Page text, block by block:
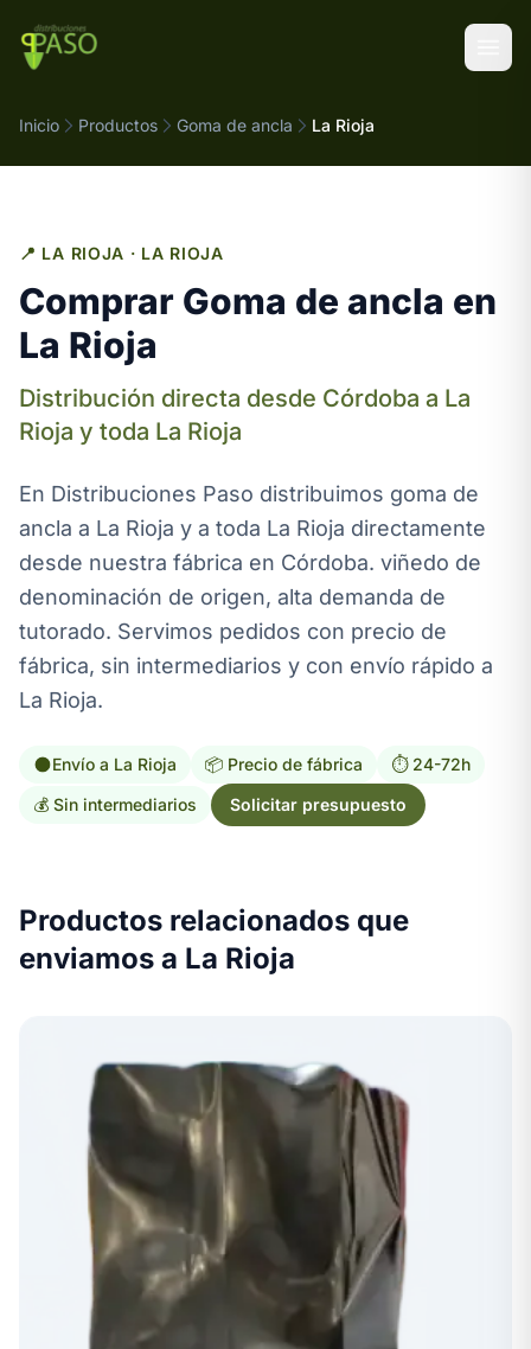
Inicio Productos Goma de ancla La Rioja
📍 LA RIOJA · LA RIOJA
Comprar Goma de ancla en
La Rioja
Distribución directa desde Córdoba a La
Rioja y toda La Rioja
En Distribuciones Paso distribuimos goma de
ancla a La Rioja y a toda La Rioja directamente
desde nuestra fábrica en Córdoba. viñedo de
denominación de origen, alta demanda de
tutorado. Servimos pedidos con precio de
fábrica, sin intermediarios y con envío rápido a
La Rioja.
Envío a La Rioja 📦 Precio de fábrica
⏱️ 24-72h
💰 Sin intermediarios
Solicitar presupuesto
Productos relacionados que
enviamos a La Rioja